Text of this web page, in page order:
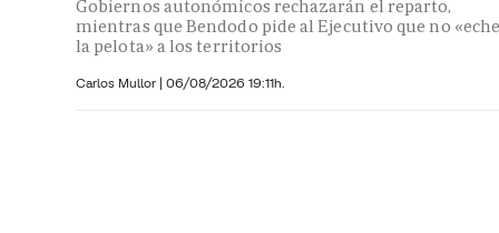
Gobiernos autonómicos rechazarán el reparto,
mientras que Bendodo pide al Ejecutivo que no
la pelota» a los territorios
Carlos Mullor | 06/08/2026 19:11h.